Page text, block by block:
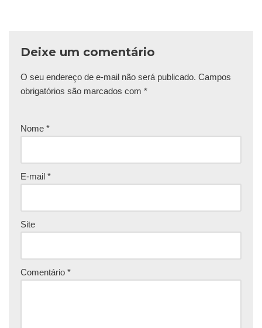
Deixe um comentário
O seu endereço de e-mail não será publicado. Campos
obrigatórios são marcados com *
Nome *
E-mail *
Site
Comentário *